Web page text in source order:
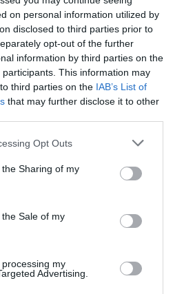
on personal information utilized by
disclosed to third parties prior to
opt-out of the further
information by third parties on the
participants. This information may
third parties on the IAB’s List of
that may further disclose it to other
Opt Outs
Sharing of my
Sale of my
my
Advertising.
J Hogan/Getty Images
album της χρονιάς